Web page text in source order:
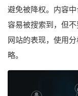
避免被降权。内容
容易被搜索到，但
网站的表现，使用
略。